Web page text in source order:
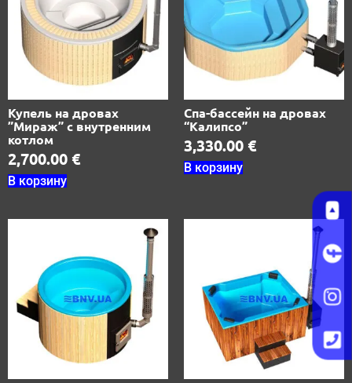
Купель на дровах
”Мираж” с внутренним
котлом
2,700.00 €
В корзину
Спа-бассейн на дровах
“Калипсо”
3,330.00 €
В корзину